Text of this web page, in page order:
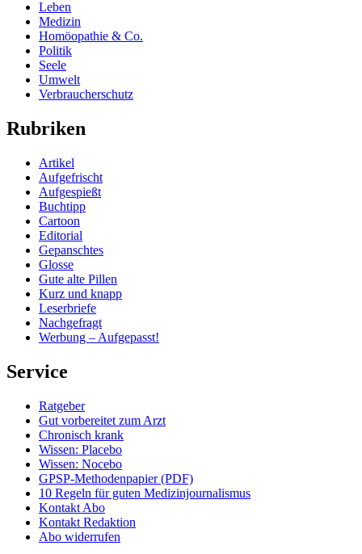
Leben
Medizin
Homöopathie & Co.
Politik
Seele
Umwelt
Verbraucherschutz
Rubriken
Artikel
Aufgefrischt
Aufgespießt
Buchtipp
Cartoon
Editorial
Gepanschtes
Glosse
Gute alte Pillen
Kurz und knapp
Leserbriefe
Nachgefragt
Werbung – Aufgepasst!
Service
Ratgeber
Gut vorbereitet zum Arzt
Chronisch krank
Wissen: Placebo
Wissen: Nocebo
GPSP-Methodenpapier (PDF)
10 Regeln für guten Medizinjournalismus
Kontakt Abo
Kontakt Redaktion
Abo widerrufen